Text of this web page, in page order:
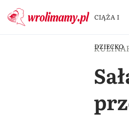
CIĄŻA I
DZIECKO